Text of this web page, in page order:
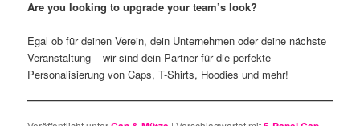
Are you looking to upgrade your team’s look?
Egal ob für deinen Verein, dein Unternehmen oder deine nächste
Veranstaltung – wir sind dein Partner für die perfekte
Personalisierung von Caps, T-Shirts, Hoodies und mehr!